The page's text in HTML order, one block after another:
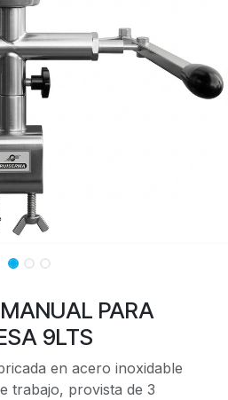
PARA
9LTS
en acero inoxidable
trabajo, provista de 3